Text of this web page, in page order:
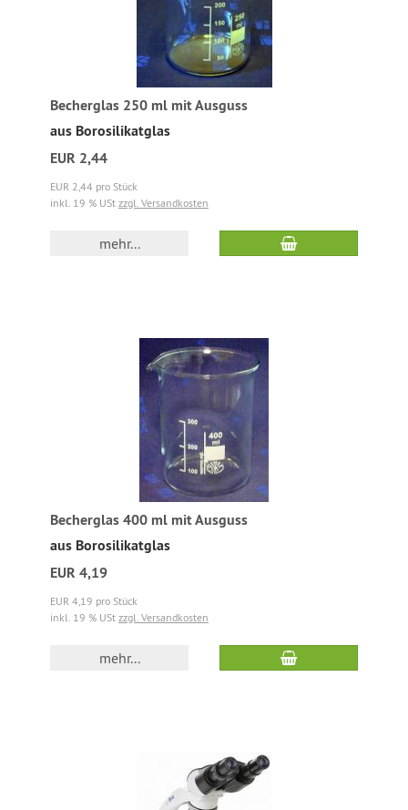
Becherglas 250 ml mit Ausguss
aus Borosilikatglas
EUR 2,44
EUR 2,44 pro Stück
inkl. 19 % USt zzgl. Versandkosten
mehr...
Becherglas 400 ml mit Ausguss
aus Borosilikatglas
EUR 4,19
EUR 4,19 pro Stück
inkl. 19 % USt zzgl. Versandkosten
mehr...